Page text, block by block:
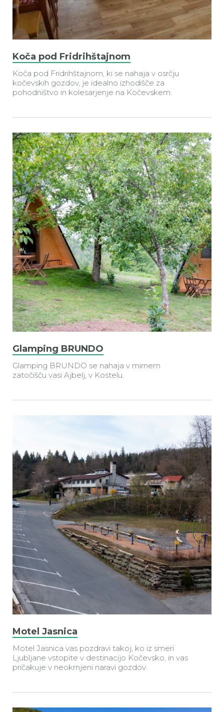
Koča pod Fridrihštajnom
Koča pod Fridrihštajnom, ki se nahaja v osrčju
kočevskih gozdov, je idealno izhodišče za
pohodništvo in kolesarjenje na Kočevskem.
Glamping BRUNDO
Glamping BRUNDO se nahaja v mirnem
zatočišču vasi Ajbelj, v Kostelu.
Motel Jasnica
Motel Jasnica vas pozdravi takoj, ko iz smeri
Ljubljane vstopite v destinacijo Kočevsko, in vas
pričakuje v neokrnjeni naravi gozdov.